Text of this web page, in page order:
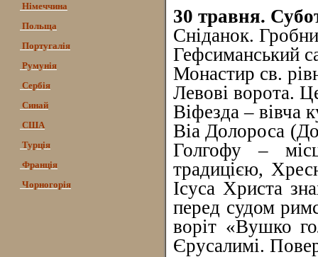
Німеччина
Польща
Португалія
Румунія
Сербія
Синай
США
Турція
Франція
Чорногорія
30 травня.
Сніданок.
Гефсиманський
Монастир св.
Левові ворота.
Віфезда – вівча
Віа Долороса
Голгофу –
традицією,
Ісуса Христа
перед судом
воріт «Вушко
Єрусалимі.